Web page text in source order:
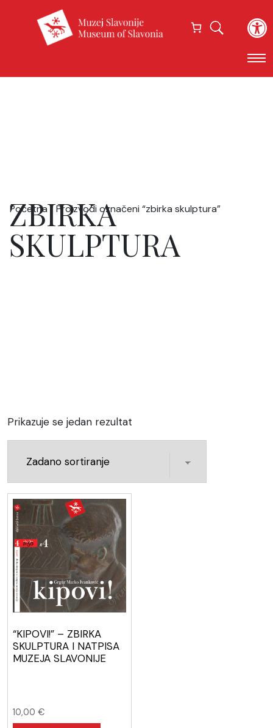
Početna/ Proizvodi označeni “zbirka skulptura”
ZBIRKA
SKULPTURA
Prikazuje se jedan rezultat
“KIPOVI!” – ZBIRKA
SKULPTURA I NATPISA
MUZEJA SLAVONIJE
10,00 €